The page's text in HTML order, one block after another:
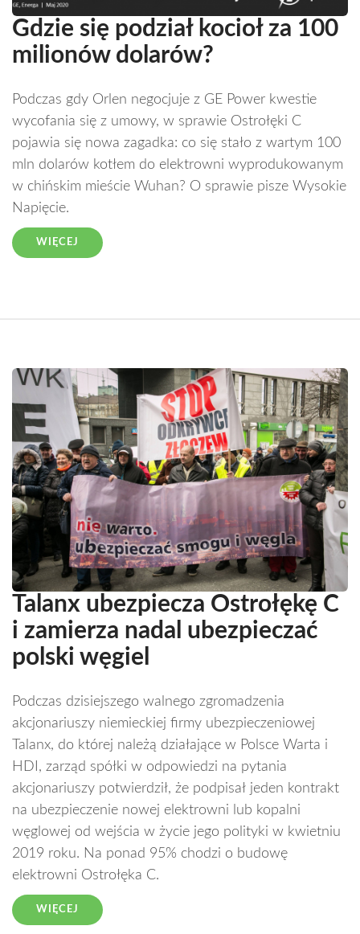
Gdzie się podział kocioł za 100
milionów dolarów?
Podczas gdy Orlen negocjuje z GE Power kwestie
wycofania się z umowy, w sprawie Ostrołęki C
pojawia się nowa zagadka: co się stało z wartym 100
mln dolarów kotłem do elektrowni wyprodukowanym
w chińskim mieście Wuhan? O sprawie pisze Wysokie
Napięcie.
WIĘCEJ
Talanx ubezpiecza Ostrołękę C
i zamierza nadal ubezpieczać
polski węgiel
Podczas dzisiejszego walnego zgromadzenia
akcjonariuszy niemieckiej firmy ubezpieczeniowej
Talanx, do której należą działające w Polsce Warta i
HDI, zarząd spółki w odpowiedzi na pytania
akcjonariuszy potwierdził, że podpisał jeden kontrakt
na ubezpieczenie nowej elektrowni lub kopalni
węglowej od wejścia w życie jego polityki w kwietniu
2019 roku. Na ponad 95% chodzi o budowę
elektrowni Ostrołęka C.
WIĘCEJ